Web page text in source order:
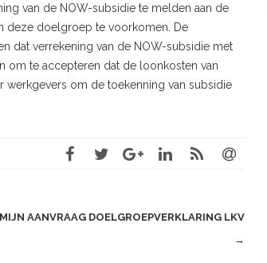
van de NOW-subsidie te melden aan de
deze doelgroep te voorkomen. De
dat verrekening van de NOW-subsidie met
om te accepteren dat de loonkosten van
om de toekenning van subsidie
AANVRAAG DOELGROEPVERKLARING LKV
→